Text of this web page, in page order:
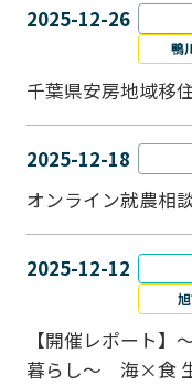
2025-12-26
鴨
千葉県安房地域移
2025-12-18
オンライン就農相
2025-12-12
【開催レポート】
暮らし～ 海×食